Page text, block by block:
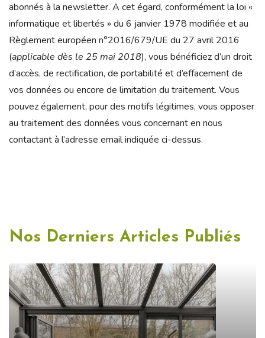
abonnés à la newsletter. A cet égard, conformément la loi «
informatique et libertés » du 6 janvier 1978 modifiée et au
Règlement européen n°2016/679/UE du 27 avril 2016
(applicable dès le 25 mai 2018), vous bénéficiez d’un droit
d’accès, de rectification, de portabilité et d’effacement de
vos données ou encore de limitation du traitement. Vous
pouvez également, pour des motifs légitimes, vous opposer
au traitement des données vous concernant en nous
contactant à l’adresse email indiquée ci-dessus.
Nos Derniers Articles Publiés